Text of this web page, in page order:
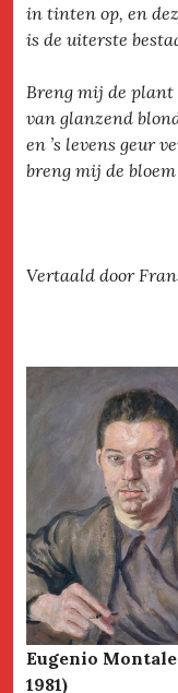
in tinten op, en
is de uiterste
Breng mij de
van glanzend
en ’s levens geur
breng mij de
Vertaald door
Eugenio Montale
1981)